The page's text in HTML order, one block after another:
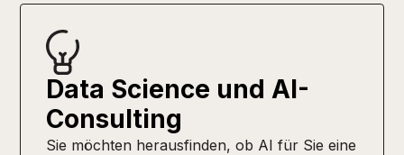
Data Science und AI-
Consulting
Sie möchten herausfinden, ob AI für Sie eine